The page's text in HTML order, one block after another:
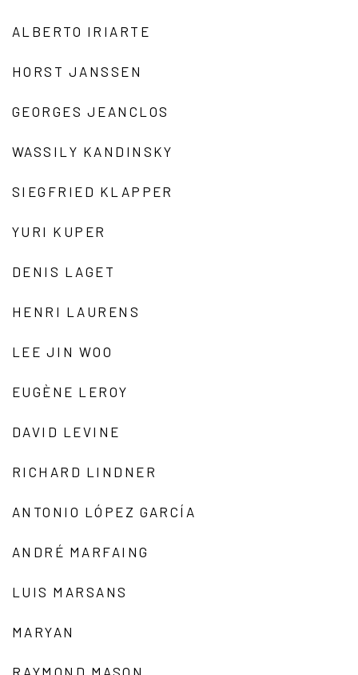
ALBERTO IRIARTE
HORST JANSSEN
GEORGES JEANCLOS
WASSILY KANDINSKY
SIEGFRIED KLAPPER
YURI KUPER
DENIS LAGET
HENRI LAURENS
LEE JIN WOO
EUGÈNE LEROY
DAVID LEVINE
RICHARD LINDNER
ANTONIO LÓPEZ GARCÍA
ANDRÉ MARFAING
LUIS MARSANS
MARYAN
RAYMOND MASON